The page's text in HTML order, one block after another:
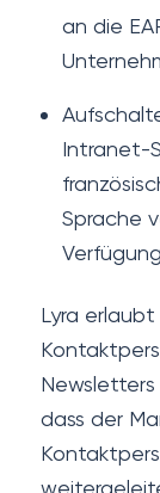
an die
Intranet-
Sprache
Lyra
dass der